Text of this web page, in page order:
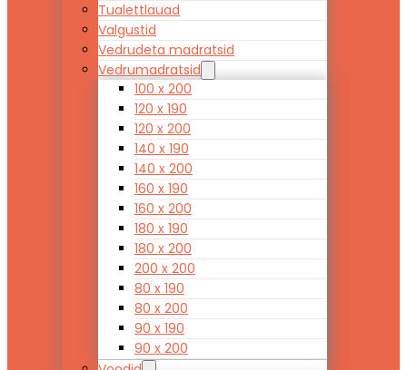
Tualettlauad
Valgustid
Vedrudeta madratsid
Vedrumadratsid
100 x 200
120 x 190
120 x 200
140 x 190
140 x 200
160 x 190
160 x 200
180 x 190
180 x 200
200 x 200
80 x 190
80 x 200
90 x 190
90 x 200